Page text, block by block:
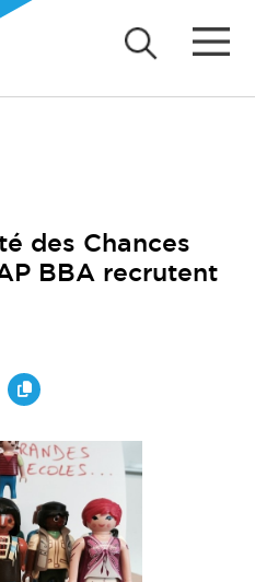
des Chances
BBA recrutent